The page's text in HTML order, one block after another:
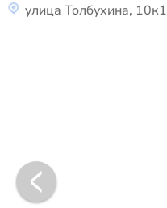
улица Толбухина, 10к1